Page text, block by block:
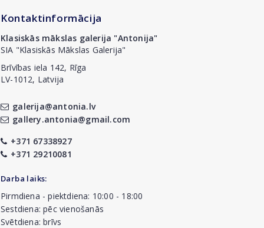
Kontaktinformācija
Klasiskās mākslas galerija "Antonija"
SIA "Klasiskās Mākslas Galerija"
Brīvības iela 142, Rīga
LV-1012, Latvija
galerija@antonia.lv
gallery.antonia@gmail.com
+371 67338927
+371 29210081
Darba laiks:
Pirmdiena - piektdiena: 10:00 - 18:00
Sestdiena: pēc vienošanās
Svētdiena: brīvs